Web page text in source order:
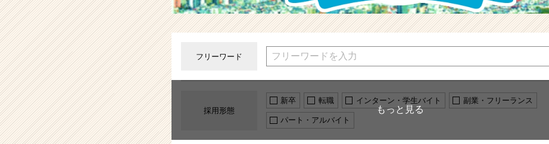
フリーワード
採用形態
新卒 転職 インターン・学生バイト 副業・フリーランス
パート・アルバイト